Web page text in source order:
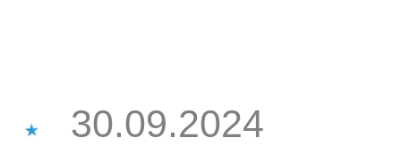
30.09.2024